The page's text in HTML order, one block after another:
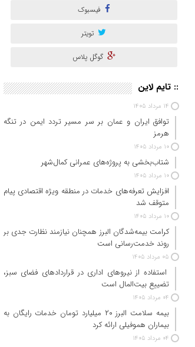
فیسبوک
تویتر
گوگل پلاس
:: تایم لاین
۱۴ مرداد ۱۴۰۵
توافق ایران و عمان بر سر مسیر تردد ایمن در تنگه
هرمز
۱۰ مرداد ۱۴۰۵
شتاب‌بخشی به پروژه‌های عمرانی کمال‌شهر
۱۰ مرداد ۱۴۰۵
افزایش تعرفه‌های خدمات در منطقه ویژه اقتصادی پیام
متوقف شد
۱۰ مرداد ۱۴۰۵
کرامت بیمه‌شدگان البرز همچنان نیازمند نظارت جدی بر
روند خدمت‌رسانی است
۰۵ مرداد ۱۴۰۵
استفاده از نیروهای اداری در قراردادهای فضای سبز،
تضییع بیت‌المال است
۰۴ مرداد ۱۴۰۵
بیمه سلامت البرز ۲۰ میلیارد تومان خدمات رایگان به
بیماران هموفیلی ارائه کرد
۰۴ مرداد ۱۴۰۵